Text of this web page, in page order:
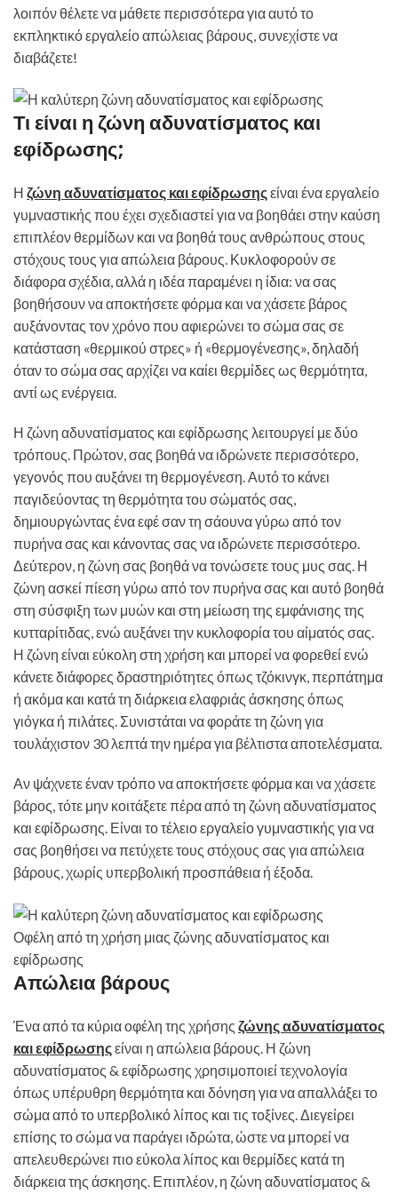
λοιπόν θέλετε να μάθετε περισσότερα για αυτό το
εκπληκτικό εργαλείο απώλειας βάρους, συνεχίστε να
διαβάζετε!
Τι είναι η ζώνη αδυνατίσματος και
εφίδρωσης;
Η ζώνη αδυνατίσματος και εφίδρωσηςείναι ένα εργαλείο
γυμναστικής που έχει σχεδιαστεί για να βοηθάει στην καύση
επιπλέον θερμίδων και να βοηθά τους ανθρώπους στους
στόχους τους για απώλεια βάρους. Κυκλοφορούν σε
διάφορα σχέδια, αλλά η ιδέα παραμένει η ίδια: να σας
βοηθήσουν να αποκτήσετε φόρμα και να χάσετε βάρος
αυξάνοντας τον χρόνο που αφιερώνει το σώμα σας σε
κατάσταση «θερμικού στρες» ή «θερμογένεσης», δηλαδή
όταν το σώμα σας αρχίζει να καίει θερμίδες ως θερμότητα,
αντί ως ενέργεια.
Η ζώνη αδυνατίσματος και εφίδρωσης λειτουργεί με δύο
τρόπους. Πρώτον, σας βοηθά να ιδρώνετε περισσότερο,
γεγονός που αυξάνει τη θερμογένεση. Αυτό το κάνει
παγιδεύοντας τη θερμότητα του σώματός σας,
δημιουργώντας ένα εφέ σαν τη σάουνα γύρω από τον
πυρήνα σας και κάνοντας σας να ιδρώνετε περισσότερο.
Δεύτερον, η ζώνη σας βοηθά να τονώσετε τους μυς σας. Η
ζώνη ασκεί πίεση γύρω από τον πυρήνα σας και αυτό βοηθά
στη σύσφιξη των μυών και στη μείωση της εμφάνισης της
κυτταρίτιδας, ενώ αυξάνει την κυκλοφορία του αίματός σας.
Η ζώνη είναι εύκολη στη χρήση και μπορεί να φορεθεί ενώ
κάνετε διάφορες δραστηριότητες όπως τζόκινγκ, περπάτημα
ή ακόμα και κατά τη διάρκεια ελαφριάς άσκησης όπως
γιόγκα ή πιλάτες. Συνιστάται να φοράτε τη ζώνη για
τουλάχιστον 30 λεπτά την ημέρα για βέλτιστα αποτελέσματα.
Αν ψάχνετε έναν τρόπο να αποκτήσετε φόρμα και να χάσετε
βάρος, τότε μην κοιτάξετε πέρα ​​από τη ζώνη αδυνατίσματος
και εφίδρωσης. Είναι το τέλειο εργαλείο γυμναστικής για να
σας βοηθήσει να πετύχετε τους στόχους σας για απώλεια
βάρους, χωρίς υπερβολική προσπάθεια ή έξοδα.
Οφέλη από τη χρήση μιας ζώνης αδυνατίσματος και
εφίδρωσης
Απώλεια βάρους
Ένα από τα κύρια οφέλη της χρήσης ζώνης αδυνατίσματος
και εφίδρωσηςείναι η απώλεια βάρους. Η ζώνη
αδυνατίσματος & εφίδρωσης χρησιμοποιεί τεχνολογία
όπως υπέρυθρη θερμότητα και δόνηση για να απαλλάξει το
σώμα από το υπερβολικό λίπος και τις τοξίνες. Διεγείρει
επίσης το σώμα να παράγει ιδρώτα, ώστε να μπορεί να
απελευθερώνει πιο εύκολα λίπος και θερμίδες κατά τη
διάρκεια της άσκησης. Επιπλέον, η ζώνη αδυνατίσματος &